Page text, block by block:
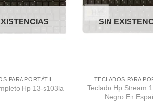
PARA PORTÁTIL
Hp 13-s103la
SIN
TECLADOS PARA
Teclado Hp Stream
Negro En